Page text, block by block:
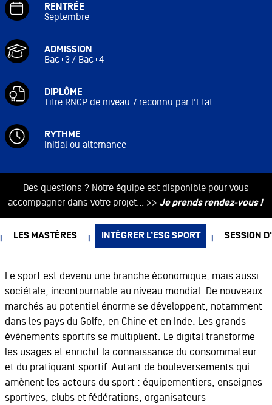
RENTRÉE
Septembre
ADMISSION
Bac+3 / Bac+4
DIPLÔME
Titre RNCP de niveau 7 reconnu par l'Etat
RYTHME
Initial ou alternance
Des questions ? Notre équipe est disponible pour vous
accompagner dans votre projet... >> Je prends rendez-vous !
LES MASTÈRES INTÉGRER L’ESG SPORT SESSION
Le sport est devenu une branche économique, mais aussi
sociétale, incontournable au niveau mondial. De nouveaux
marchés au potentiel énorme se développent, notamment
dans les pays du Golfe, en Chine et en Inde. Les grands
événements sportifs se multiplient. Le digital transforme
les usages et enrichit la connaissance du consommateur
et du pratiquant sportif. Autant de bouleversements qui
amènent les acteurs du sport : équipementiers, enseignes
sportives, clubs et fédérations, organisateurs